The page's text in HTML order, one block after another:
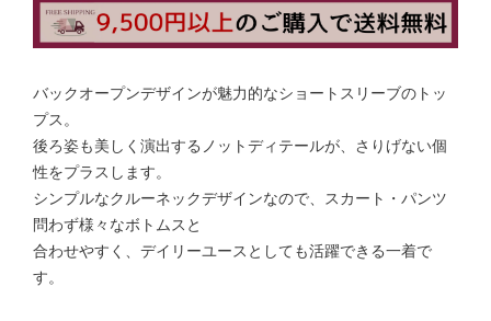
バックオープンデザインが魅力的なショートスリーブのトッ
プス。
後ろ姿も美しく演出するノットディテールが、さりげない個
性をプラスします。
シンプルなクルーネックデザインなので、スカート・パンツ
問わず様々なボトムスと
合わせやすく、デイリーユースとしても活躍できる一着で
す。